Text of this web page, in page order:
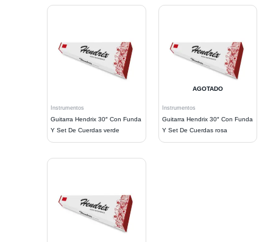
Instrumentos
Guitarra Hendrix 30″ Con Funda
Y Set De Cuerdas verde
AGOTADO
Instrumentos
Guitarra Hendrix 30″ Con Funda
Y Set De Cuerdas rosa